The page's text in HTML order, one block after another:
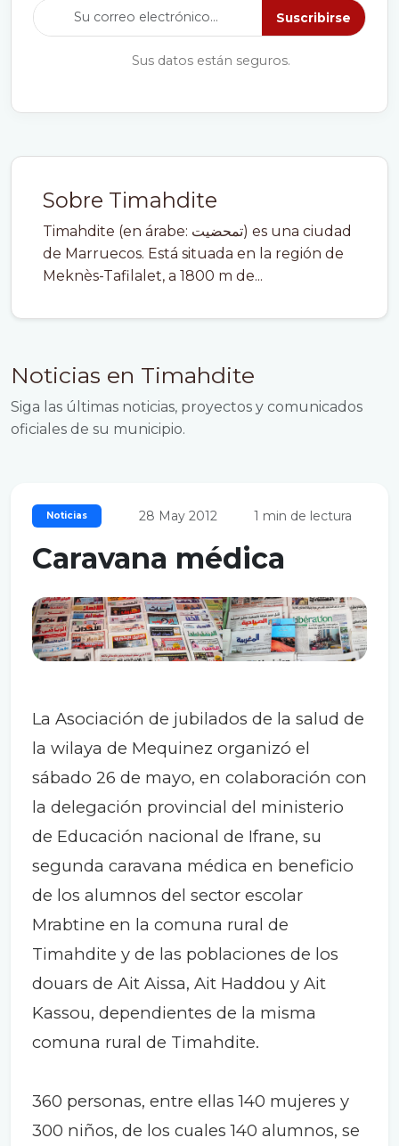
Sobre Timahdite
Timahdite (en árabe: تمحضيت) es una ciudad
de Marruecos. Está situada en la región de
Meknès-Tafilalet, a 1800 m de...
Noticias en Timahdite
Siga las últimas noticias, proyectos y comunicados
oficiales de su municipio.
Noticias 28 May 2012 1 min de lectura
Caravana médica
La Asociación de jubilados de la salud de
la wilaya de Mequinez organizó el
sábado 26 de mayo, en colaboración con
la delegación provincial del ministerio
de Educación nacional de Ifrane, su
segunda caravana médica en beneficio
de los alumnos del sector escolar
Mrabtine en la comuna rural de
Timahdite y de las poblaciones de los
douars de Ait Aissa, Ait Haddou y Ait
Kassou, dependientes de la misma
comuna rural de Timahdite.
360 personas, entre ellas 140 mujeres y
300 niños, de los cuales 140 alumnos, se
Suscribirse
Sus datos están seguros.